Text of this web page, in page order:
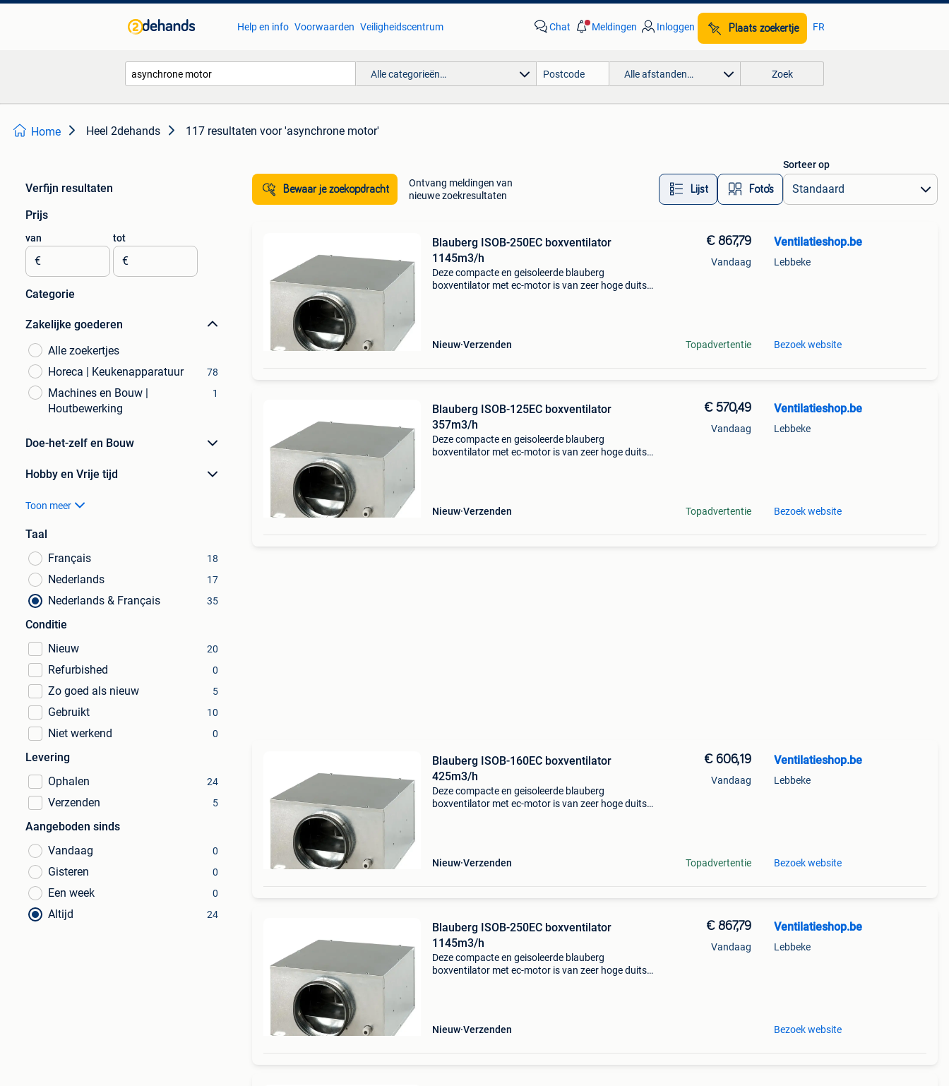
Help en info Voorwaarden Veiligheidscentrum Chat Meldingen Inloggen Plaats zoekertje FR
Alle categorieën… Alle afstanden… Zoek
Home Heel 2dehands 117 resultaten voor 'asynchrone motor'
Verfijn resultaten
Prijs
van
€
tot
€
Categorie
Zakelijke goederen
Alle zoekertjes
Horeca | Keukenapparatuur
78
Machines en Bouw |
Houtbewerking
1
Doe-het-zelf en Bouw
Hobby en Vrije tijd
Toon meer
Taal
Français
18
Nederlands 17
Nederlands & Français 35
Conditie
Nieuw
20
Refurbished 0
Zo goed als nieuw 5
Gebruikt 10
Niet werkend 0
Levering
Ophalen
24
Verzenden 5
Aangeboden sinds
Vandaag
0
Gisteren 0
Een week 0
Altijd 24
Bewaar je zoekopdracht
Ontvang meldingen van
nieuwe zoekresultaten
Lijst Foto’s
Sorteer op
Blauberg ISOB-250EC boxventilator
1145m3/h
Deze compacte en geisoleerde blauberg
boxventilator met ec-motor is van zeer hoge duitse
Nieuw Verzenden
€ 867,79
Vandaag
Topadvertentie
Ventilatieshop.be
Lebbeke
Bezoek website
Blauberg ISOB-125EC boxventilator
357m3/h
Deze compacte en geisoleerde blauberg
boxventilator met ec-motor is van zeer hoge duitse
Nieuw Verzenden
€ 570,49
Vandaag
Topadvertentie
Ventilatieshop.be
Lebbeke
Bezoek website
Blauberg ISOB-160EC boxventilator
425m3/h
Deze compacte en geisoleerde blauberg
boxventilator met ec-motor is van zeer hoge duitse
Nieuw Verzenden
€ 606,19
Vandaag
Topadvertentie
Ventilatieshop.be
Lebbeke
Bezoek website
Blauberg ISOB-250EC boxventilator
1145m3/h
Deze compacte en geisoleerde blauberg
boxventilator met ec-motor is van zeer hoge duitse
Nieuw Verzenden
€ 867,79
Vandaag
Ventilatieshop.be
Lebbeke
Bezoek website